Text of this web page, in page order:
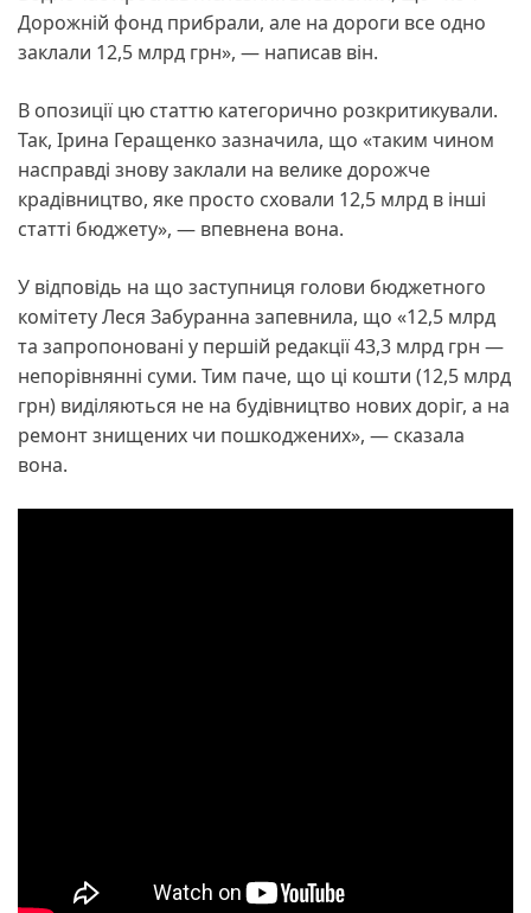
Дорожній фонд прибрали, але на дороги все одно
заклали 12,5 млрд грн», — написав він.
В опозиції цю статтю категорично розкритикували.
Так, Ірина Геращенко зазначила, що «таким чином
насправді знову заклали на велике дорожче
крадівництво, яке просто сховали 12,5 млрд в інші
статті бюджету», — впевнена вона.
У відповідь на що заступниця голови бюджетного
комітету Леся Забуранна запевнила, що «12,5 млрд
та запропоновані у першій редакції 43,3 млрд грн —
непорівнянні суми. Тим паче, що ці кошти (12,5 млрд
грн) виділяються не на будівництво нових доріг, а на
ремонт знищених чи пошкоджених», — сказала
вона.